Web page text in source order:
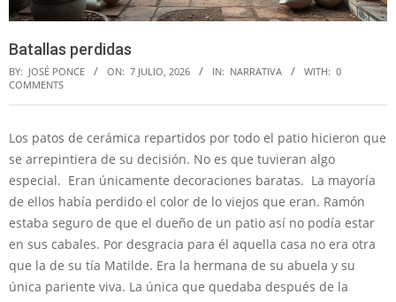
Batallas perdidas
BY: JOSÉ PONCE ON: 7 JULIO, 2026 IN: NARRATIVA WITH: 0
COMMENTS
Los patos de cerámica repartidos por todo el patio hicieron que
se arrepintiera de su decisión. No es que tuvieran algo
especial. Eran únicamente decoraciones baratas. La mayoría
de ellos había perdido el color de lo viejos que eran. Ramón
estaba seguro de que el dueño de un patio así no podía estar
en sus cabales. Por desgracia para él aquella casa no era otra
que la de su tía Matilde. Era la hermana de su abuela y su
única pariente viva. La única que quedaba después de la